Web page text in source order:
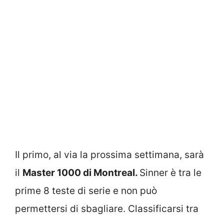
Il primo, al via la prossima settimana, sarà
il Master 1000 di Montreal. Sinner è tra le
prime 8 teste di serie e non può
permettersi di sbagliare. Classificarsi tra